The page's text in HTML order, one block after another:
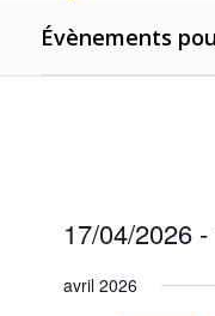
Évènements
17/04/2026 -
une
avril 2026